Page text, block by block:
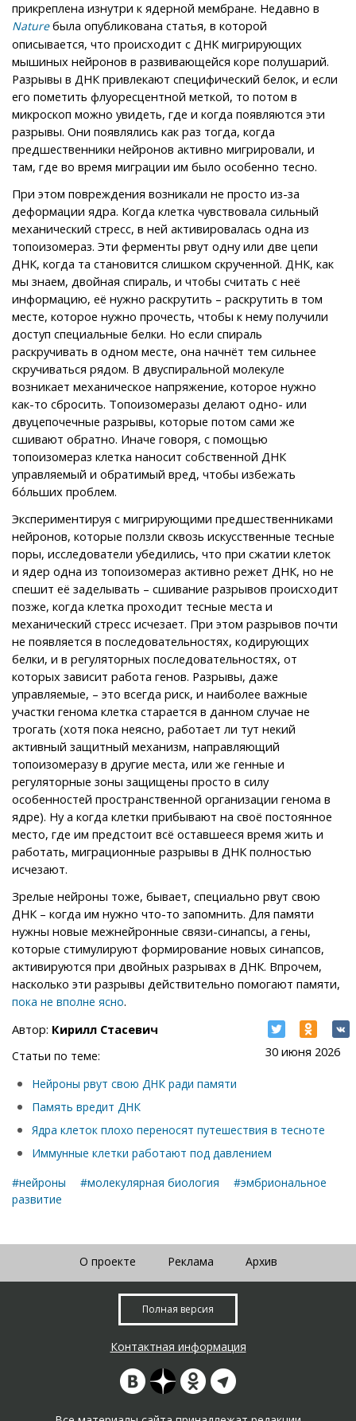
прикреплена изнутри к ядерной мембране. Недавно в
Natureбыла опубликована статья, в которой
описывается, что происходит с ДНК мигрирующих
мышиных нейронов в развивающейся коре полушарий.
Разрывы в ДНК привлекают специфический белок, и если
его пометить флуоресцентной меткой, то потом в
микроскоп можно увидеть, где и когда появляются эти
разрывы. Они появлялись как раз тогда, когда
предшественники нейронов активно мигрировали, и
там, где во время миграции им было особенно тесно.
При этом повреждения возникали не просто из-за
деформации ядра. Когда клетка чувствовала сильный
механический стресс, в ней активировалась одна из
топоизомераз. Эти ферменты рвут одну или две цепи
ДНК, когда та становится слишком скрученной. ДНК, как
мы знаем, двойная спираль, и чтобы считать с неё
информацию, её нужно раскрутить – раскрутить в том
месте, которое нужно прочесть, чтобы к нему получили
доступ специальные белки. Но если спираль
раскручивать в одном месте, она начнёт тем сильнее
скручиваться рядом. В двуспиральной молекуле
возникает механическое напряжение, которое нужно
как-то сбросить. Топоизомеразы делают одно- или
двуцепочечные разрывы, которые потом сами же
сшивают обратно. Иначе говоря, с помощью
топоизомераз клетка наносит собственной ДНК
управляемый и обратимый вред, чтобы избежать
бо́льших проблем.
Экспериментируя с мигрирующими предшественниками
нейронов, которые ползли сквозь искусственные тесные
поры, исследователи убедились, что при сжатии клеток
и ядер одна из топоизомераз активно режет ДНК, но не
спешит её заделывать – сшивание разрывов происходит
позже, когда клетка проходит тесные места и
механический стресс исчезает. При этом разрывов почти
не появляется в последовательностях, кодирующих
белки, и в регуляторных последовательностях, от
которых зависит работа генов. Разрывы, даже
управляемые, – это всегда риск, и наиболее важные
участки генома клетка старается в данном случае не
трогать (хотя пока неясно, работает ли тут некий
активный защитный механизм, направляющий
топоизомеразу в другие места, или же генные и
регуляторные зоны защищены просто в силу
особенностей пространственной организации генома в
ядре). Ну а когда клетки прибывают на своё постоянное
место, где им предстоит всё оставшееся время жить и
работать, миграционные разрывы в ДНК полностью
исчезают.
Зрелые нейроны тоже, бывает, специально рвут свою
ДНК – когда им нужно что-то запомнить. Для памяти
нужны новые межнейронные связи-синапсы, а гены,
которые стимулируют формирование новых синапсов,
активируются при двойных разрывах в ДНК. Впрочем,
насколько эти разрывы действительно помогают памяти,
пока не вполне ясно.
30 июня 2026
Автор: Кирилл Стасевич
Статьи по теме:
Нейроны рвут свою ДНК ради памяти
Память вредит ДНК
Ядра клеток плохо переносят путешествия в тесноте
Иммунные клетки работают под давлением
#нейроны
#молекулярная биология
#эмбриональное
развитие
О проекте Реклама Архив
Полная версия
Контактная информация